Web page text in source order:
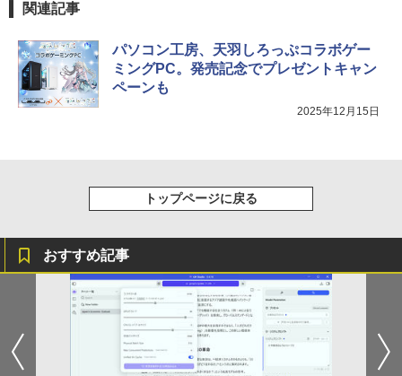
関連記事
パソコン工房、天羽しろっぷコラボゲー
ミングPC。発売記念でプレゼントキャン
ペーンも
2025年12月15日
トップページに戻る
おすすめ記事